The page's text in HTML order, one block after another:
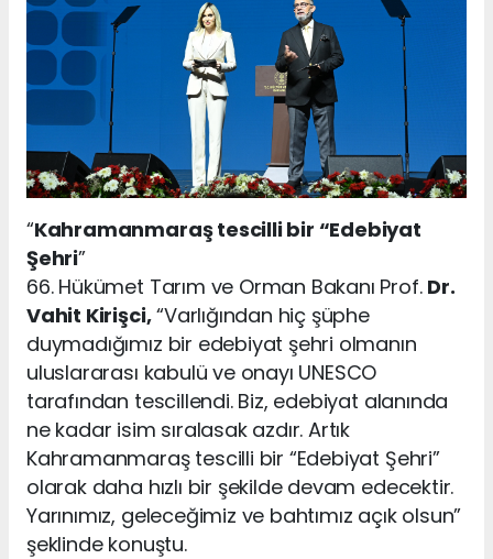
“Kahramanmaraş tescilli bir “Edebiyat
Şehri”
66. Hükümet Tarım ve Orman Bakanı Prof. Dr.
Vahit Kirişci,“Varlığından hiç şüphe
duymadığımız bir edebiyat şehri olmanın
uluslararası kabulü ve onayı UNESCO
tarafından tescillendi. Biz, edebiyat alanında
ne kadar isim sıralasak azdır. Artık
Kahramanmaraş tescilli bir “Edebiyat Şehri”
olarak daha hızlı bir şekilde devam edecektir.
Yarınımız, geleceğimiz ve bahtımız açık olsun”
şeklinde konuştu.